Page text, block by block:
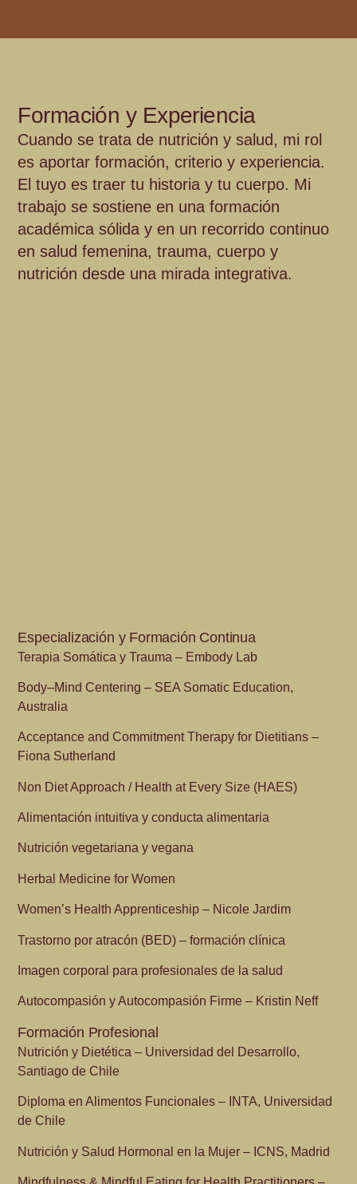
Formación y Experiencia
Cuando se trata de nutrición y salud, mi rol
es aportar formación, criterio y experiencia.
El tuyo es traer tu historia y tu cuerpo. Mi
trabajo se sostiene en una formación
académica sólida y en un recorrido continuo
en salud femenina, trauma, cuerpo y
nutrición desde una mirada integrativa.
Especialización y Formación Continua
Terapia Somática y Trauma – Embody Lab
Body–Mind Centering – SEA Somatic Education,
Australia
Acceptance and Commitment Therapy for Dietitians –
Fiona Sutherland
Non Diet Approach / Health at Every Size (HAES)
Alimentación intuitiva y conducta alimentaria
Nutrición vegetariana y vegana
Herbal Medicine for Women
Women’s Health Apprenticeship – Nicole Jardim
Trastorno por atracón (BED) – formación clínica
Imagen corporal para profesionales de la salud
Autocompasión y Autocompasión Firme – Kristin Neff
Formación Profesional
Nutrición y Dietética – Universidad del Desarrollo,
Santiago de Chile
Diploma en Alimentos Funcionales – INTA, Universidad
de Chile
Nutrición y Salud Hormonal en la Mujer – ICNS, Madrid